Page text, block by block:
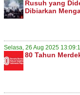
Rusuh yang
Dibiarkan
Selasa, 26 Aug 2025
80 Tahun